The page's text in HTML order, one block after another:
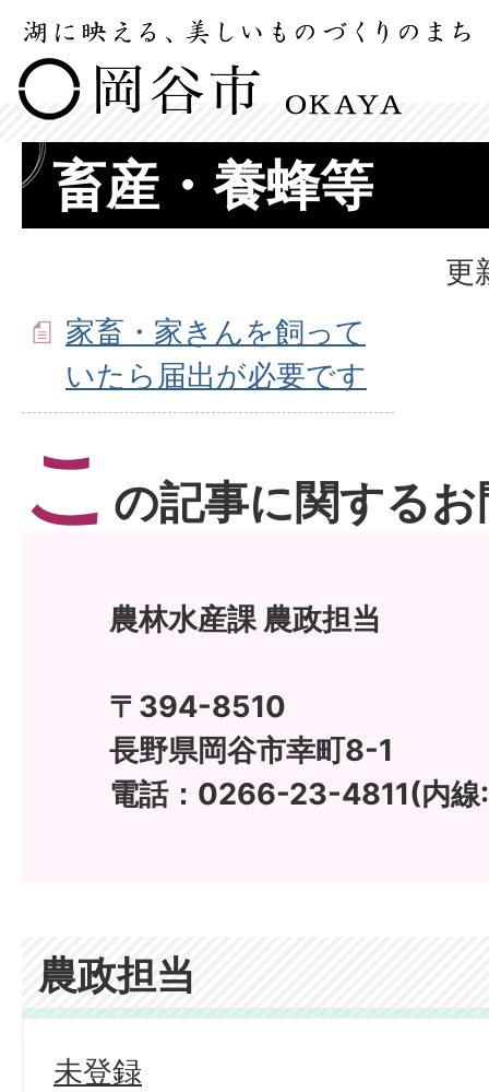
畜産・養蜂等
更
家畜・家きんを飼って
いたら届出が必要です
こ の記事に関する
農林水産課 農政担当
〒394-8510
長野県岡谷市幸町8-1
電話：0266-23-4811(内線
農政担当
未登録